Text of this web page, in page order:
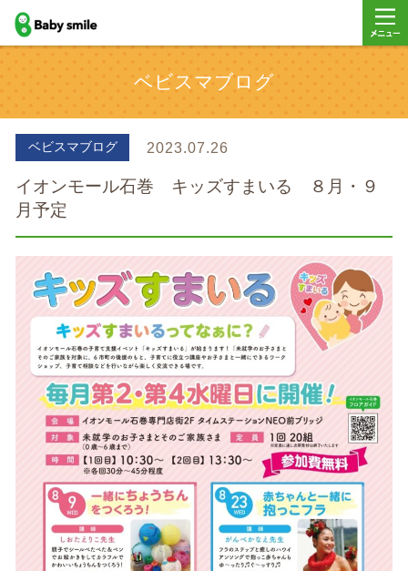
baby smile
ベビスマブログ
ベビスマブログ 2023.07.26
イオンモール石巻 キッズすまいる ８月・９
月予定